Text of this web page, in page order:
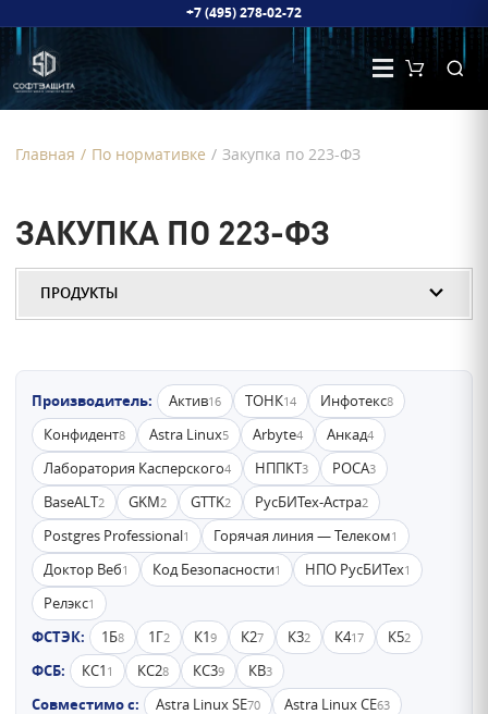
+7 (495) 278-02-72
Главная / По нормативке / Закупка по 223-ФЗ
ЗАКУПКА ПО 223-ФЗ
ПРОДУКТЫ
Производитель: Актив16 ТОНК14 Инфотекс8
Конфидент8 Astra Linux5 Arbyte4 Анкад4
Лаборатория Касперского4 НППКТ3 РОСА3
BaseALT2 GKM2 GTTK2 РусБИТех-Астра2
Postgres Professional1 Горячая линия — Телеком1
Доктор Веб1 Код Безопасности1 НПО РусБИТех1
Релэкс1
ФСТЭК: 1Б8 1Г2 К19 К27 К32 К417 К52
ФСБ: КС1 1 КС28 КС39 КВ3
Совместимо с: Astra Linux SE70 Astra Linux CE63